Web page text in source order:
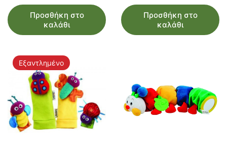
Προσθήκη στο
καλάθι
Προσθήκη στο
καλάθι
Εξαντλημένο